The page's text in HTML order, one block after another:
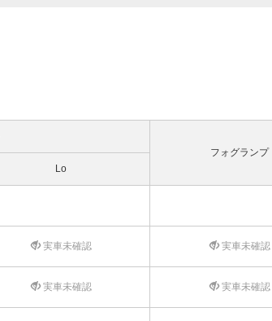
フォグランプ
Lo
実車未確認 実車未確認
実車未確認 実車未確認